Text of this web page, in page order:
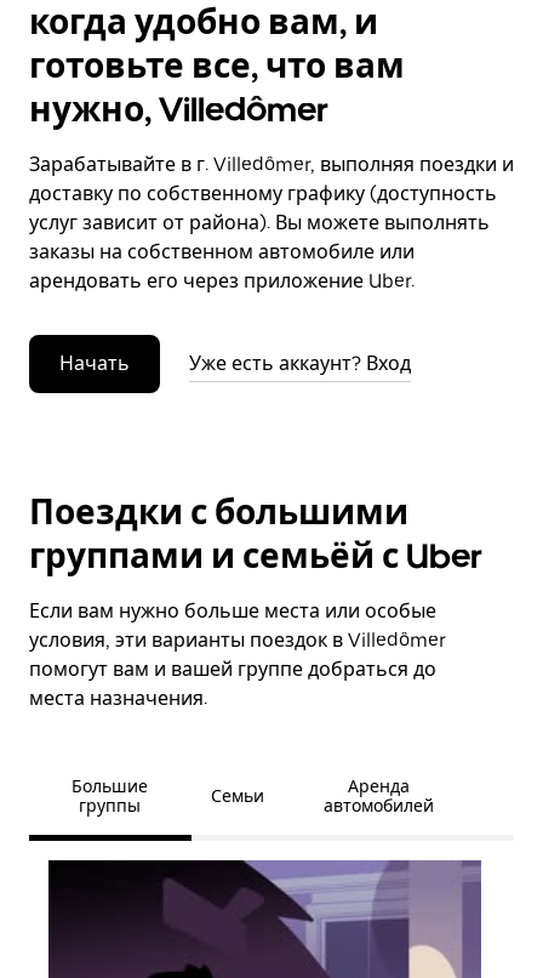
когда удобно вам, и
готовьте все, что вам
нужно, Villedômer
Зарабатывайте в г. Villedômer, выполняя поездки и
доставку по собственному графику (доступность
услуг зависит от района). Вы можете выполнять
заказы на собственном автомобиле или
арендовать его через приложение Uber.
Начать Уже есть аккаунт? Вход
Поездки с большими
группами и семьёй с Uber
Если вам нужно больше места или особые
условия, эти варианты поездок в Villedômer
помогут вам и вашей группе добраться до
места назначения.
Большие
группы
Семьи
Аренда
автомобилей